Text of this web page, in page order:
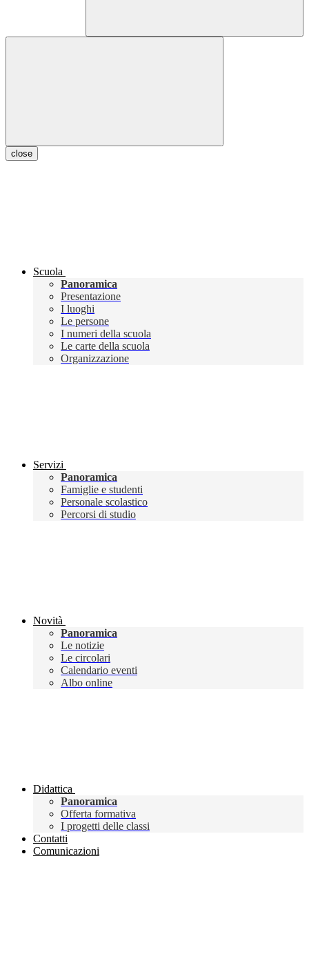
close
Scuola
Panoramica
Presentazione
I luoghi
Le persone
I numeri della scuola
Le carte della scuola
Organizzazione
Servizi
Panoramica
Famiglie e studenti
Personale scolastico
Percorsi di studio
Novità
Panoramica
Le notizie
Le circolari
Calendario eventi
Albo online
Didattica
Panoramica
Offerta formativa
I progetti delle classi
Contatti
Comunicazioni